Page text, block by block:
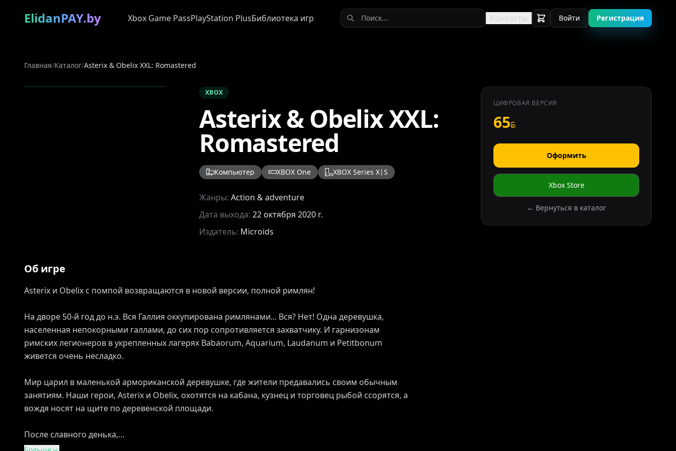
ElidanPAY.by Xbox Game PassPlayStation PlusБиблиотека игр Контакты Войти Регистрация
Главная/Каталог/Asterix & Obelix XXL: Romastered
XBOX
Asterix & Obelix XXL:
Romastered
Компьютер XBOX One XBOX Series X|S
Жанры: Action & adventure
Дата выхода: 22 октября 2020 г.
Издатель: Microids
ЦИФРОВАЯ ВЕРСИЯ
65
Оформить
Xbox Store
← Вернуться в каталог
Об игре
Asterix и Obelix с помпой возвращаются в новой версии, полной римлян!
На дворе 50-й год до н.э. Вся Галлия оккупирована римлянами... Вся? Нет! Одна деревушка,
населенная непокорными галлами, до сих пор сопротивляется захватчику. И гарнизонам
римских легионеров в укрепленных лагерях Babaorum, Aquarium, Laudanum и Petitbonum
живется очень несладко.
Мир царил в маленькой армориканской деревушке, где жители предавались своим обычным
занятиям. Наши герои, Asterix и Obelix, охотятся на кабана, кузнец и торговец рыбой ссорятся, а
вождя носят на щите по деревенской площади.
После славного денька,…